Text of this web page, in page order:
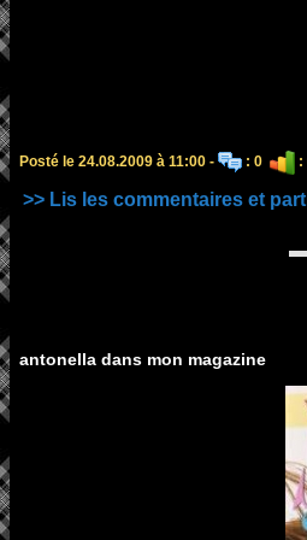
Posté le 24.08.2009 à 11:00 - : 0 :
>> Lis les commentaires et
antonella dans mon magazine